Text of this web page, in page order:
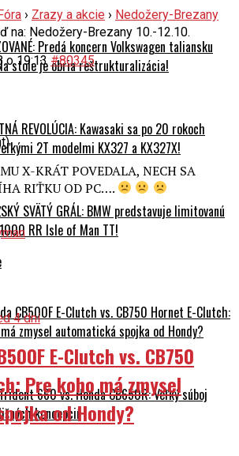
Predá koncern Volkswagen taliansku
stole je obria reštrukturalizácia!
REVOLÚCIA: Kawasaki sa po 20 rokoch
2T modelmi KX327 a KX327X!
SVÄTÝ GRÁL: BMW predstavuje limitovanú
RR Isle of Man TT!
CB500F E-Clutch vs. CB750 Hornet E-Clutch:
zmysel automatická spojka od Hondy?
660 vs. Honda CB650R: Veľký súboj
koncepcií
› Zrazy a akcie › Nedožery-Brezany
na: Nedožery-Brezany 10.-12.10.
o 19:13 #80345
X-KRÁT POVEDALA, NECH SA
RIŤKU OD PC….
4 dni
E-Clutch vs. CB750
Pre koho má zmysel
od Hondy?